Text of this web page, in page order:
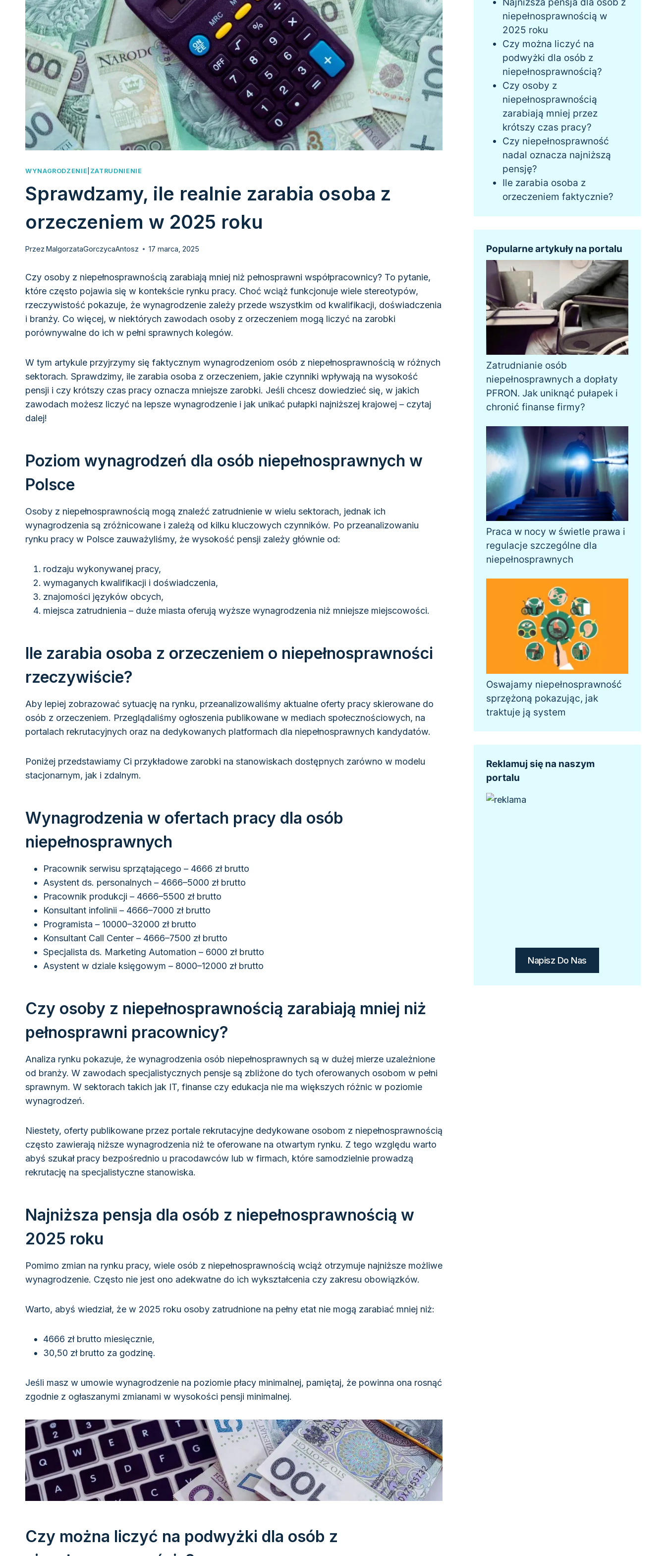
WYNAGRODZENIE ZATRUDNIENIE
Sprawdzamy, ile realnie zarabia osoba z
orzeczeniem w 2025 roku
Przez MalgorzataGorczycaAntosz 17 marca, 2025
Czy osoby z niepełnosprawnością zarabiają mniej niż pełnosprawni współpracownicy? To pytanie,
które często pojawia się w kontekście rynku pracy. Choć wciąż funkcjonuje wiele stereotypów,
rzeczywistość pokazuje, że wynagrodzenie zależy przede wszystkim od kwalifikacji, doświadczenia
i branży. Co więcej, w niektórych zawodach osoby z orzeczeniem mogą liczyć na zarobki
porównywalne do ich w pełni sprawnych kolegów.
W tym artykule przyjrzymy się faktycznym wynagrodzeniom osób z niepełnosprawnością w różnych
sektorach. Sprawdzimy, ile zarabia osoba z orzeczeniem, jakie czynniki wpływają na wysokość
pensji i czy krótszy czas pracy oznacza mniejsze zarobki. Jeśli chcesz dowiedzieć się, w jakich
zawodach możesz liczyć na lepsze wynagrodzenie i jak unikać pułapki najniższej krajowej – czytaj
dalej!
Poziom wynagrodzeń dla osób niepełnosprawnych w
Polsce
Osoby z niepełnosprawnością mogą znaleźć zatrudnienie w wielu sektorach, jednak ich
wynagrodzenia są zróżnicowane i zależą od kilku kluczowych czynników. Po przeanalizowaniu
rynku pracy w Polsce zauważyliśmy, że wysokość pensji zależy głównie od:
rodzaju wykonywanej pracy,
wymaganych kwalifikacji i doświadczenia,
znajomości języków obcych,
miejsca zatrudnienia – duże miasta oferują wyższe wynagrodzenia niż mniejsze miejscowości.
Ile zarabia osoba z orzeczeniem o niepełnosprawności
rzeczywiście?
Aby lepiej zobrazować sytuację na rynku, przeanalizowaliśmy aktualne oferty pracy skierowane do
osób z orzeczeniem. Przeglądaliśmy ogłoszenia publikowane w mediach społecznościowych, na
portalach rekrutacyjnych oraz na dedykowanych platformach dla niepełnosprawnych kandydatów.
Poniżej przedstawiamy Ci przykładowe zarobki na stanowiskach dostępnych zarówno w modelu
stacjonarnym, jak i zdalnym.
Wynagrodzenia w ofertach pracy dla osób
niepełnosprawnych
Pracownik serwisu sprzątającego – 4666 zł brutto
Asystent ds. personalnych – 4666–5000 zł brutto
Pracownik produkcji – 4666–5500 zł brutto
Konsultant infolinii – 4666–7000 zł brutto
Programista – 10000–32000 zł brutto
Konsultant Call Center – 4666–7500 zł brutto
Specjalista ds. Marketing Automation – 6000 zł brutto
Asystent w dziale księgowym – 8000–12000 zł brutto
Czy osoby z niepełnosprawnością zarabiają mniej niż
pełnosprawni pracownicy?
Analiza rynku pokazuje, że wynagrodzenia osób niepełnosprawnych są w dużej mierze uzależnione
od branży. W zawodach specjalistycznych pensje są zbliżone do tych oferowanych osobom w pełni
sprawnym. W sektorach takich jak IT, finanse czy edukacja nie ma większych różnic w poziomie
wynagrodzeń.
Niestety, oferty publikowane przez portale rekrutacyjne dedykowane osobom z niepełnosprawnością
często zawierają niższe wynagrodzenia niż te oferowane na otwartym rynku. Z tego względu warto
abyś szukał pracy bezpośrednio u pracodawców lub w firmach, które samodzielnie prowadzą
rekrutację na specjalistyczne stanowiska.
Najniższa pensja dla osób z niepełnosprawnością w
2025 roku
Pomimo zmian na rynku pracy, wiele osób z niepełnosprawnością wciąż otrzymuje najniższe możliwe
wynagrodzenie. Często nie jest ono adekwatne do ich wykształcenia czy zakresu obowiązków.
Warto, abyś wiedział, że w 2025 roku osoby zatrudnione na pełny etat nie mogą zarabiać mniej niż:
4666 zł brutto miesięcznie,
30,50 zł brutto za godzinę.
Jeśli masz w umowie wynagrodzenie na poziomie płacy minimalnej, pamiętaj, że powinna ona rosnąć
zgodnie z ogłaszanymi zmianami w wysokości pensji minimalnej.
Czy można liczyć na podwyżki dla osób z
niepełnosprawnością w
2025 roku
Czy można liczyć na
podwyżki dla osób z
niepełnosprawnością?
Czy osoby z
niepełnosprawnością
zarabiają mniej przez
krótszy czas pracy?
Czy niepełnosprawność
nadal oznacza najniższą
pensję?
Ile zarabia osoba z
orzeczeniem faktycznie?
Popularne artykuły na portalu
Zatrudnianie osób
niepełnosprawnych a dopłaty
PFRON. Jak uniknąć pułapek i
chronić finanse firmy?
Praca w nocy w świetle prawa i
regulacje szczególne dla
niepełnosprawnych
Oswajamy niepełnosprawność
sprzężoną pokazując, jak
traktuje ją system
Reklamuj się na naszym
portalu
Napisz Do Nas